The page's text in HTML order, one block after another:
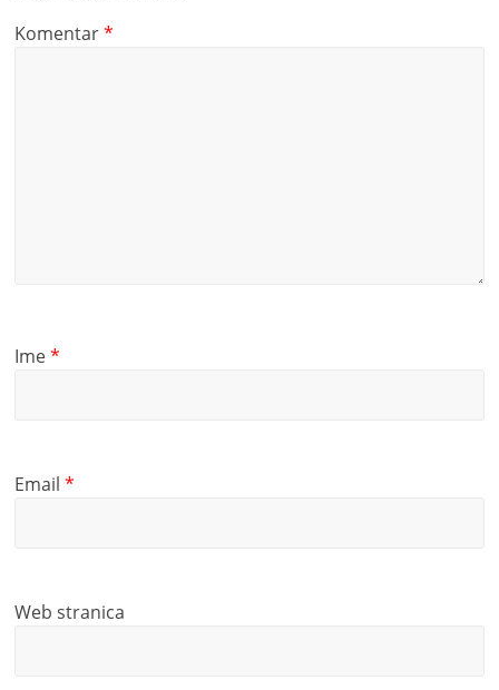
Komentar*
Ime*
Email*
Web stranica